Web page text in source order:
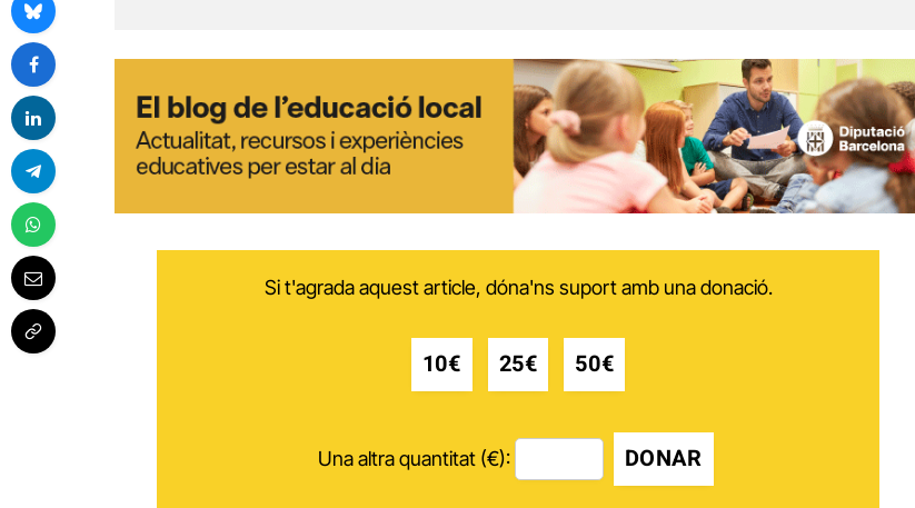
Si t'agrada aquest article, dóna'ns suport amb una donació.
10€ 25€ 50€
Una altra quantitat (€): DONAR